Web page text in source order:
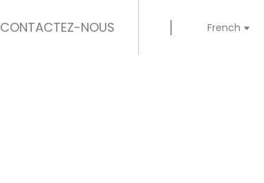
CONTACTEZ-NOUS French